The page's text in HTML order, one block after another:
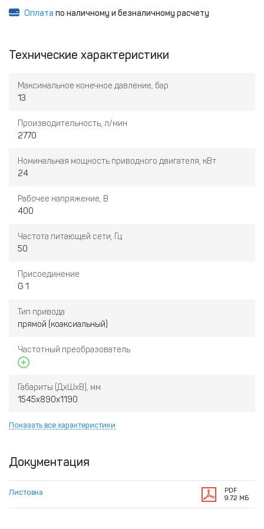
Оплата по наличному и безналичному расчету
Технические характеристики
Максимальное конечное давление, бар
13
Производительность, л/мин
2770
Номинальная мощность приводного двигателя, кВт
24
Рабочее напряжение, В
400
Частота питающей сети, Гц
50
Присоединение
G 1
Тип привода
прямой (коаксиальный)
Частотный преобразователь
Габариты (ДхШхВ), мм
1545х890х1190
Показать все характеристики
Документация
Листовка
PDF
9.72 МБ